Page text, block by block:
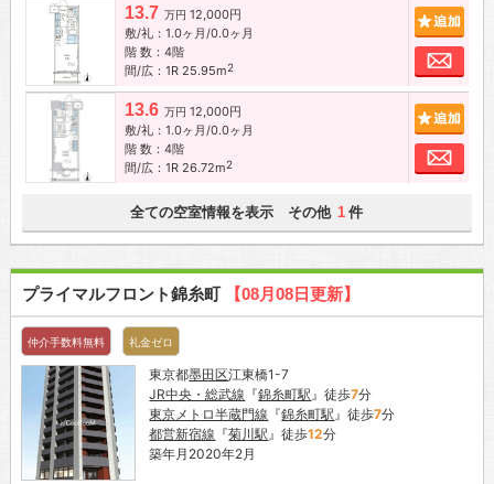
13.7 万円 12,000円
敷/礼：1.0ヶ月/0.0ヶ月
階 数：4階
間/広：1R 25.95m2
お
13.6 万円 12,000円
敷/礼：1.0ヶ月/0.0ヶ月
階 数：4階
間/広：1R 26.72m2
お
全ての空室情報を表示 その他 1 件
プライマルフロント錦糸町 【08月08日更新】
仲介手数料無料 礼金ゼロ
東京都墨田区江東橋1-7
JR中央・総武線 『錦糸町駅』徒歩7分
東京メトロ半蔵門線 『錦糸町駅』徒歩7分
都営新宿線 『菊川駅』徒歩12分
築年月2020年2月